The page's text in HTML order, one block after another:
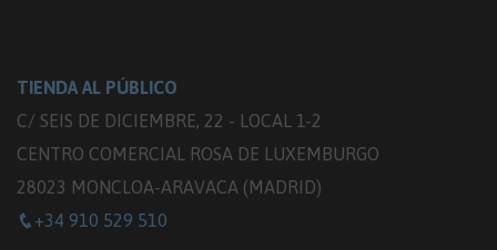
TIENDA AL PÚBLICO
C/ SEIS DE DICIEMBRE, 22 - LOCAL 1-2
CENTRO COMERCIAL ROSA DE LUXEMBURGO
28023 MONCLOA-ARAVACA (MADRID)
+34 910 529 510